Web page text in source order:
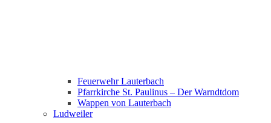
Feuerwehr Lauterbach
Pfarrkirche St. Paulinus – Der Warndtdom
Wappen von Lauterbach
Ludweiler